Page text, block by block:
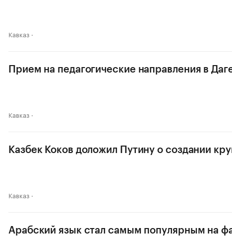
Кавказ
Прием на педагогические направления в
Кавказ
Казбек Коков доложил Путину о создании
Кавказ
Арабский язык стал самым популярным на